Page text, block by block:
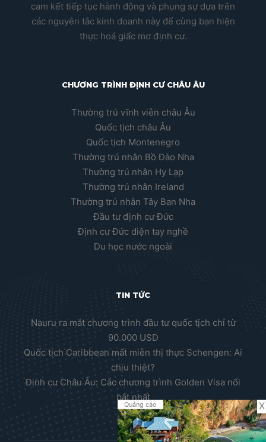
cam kết tiếp tục hành động và phụng sự dựa trên
các nguyên tắc kinh doanh này để cùng bạn hiện
thực hoá giấc mơ định cư.
CHƯƠNG TRÌNH ĐỊNH CƯ CHÂU ÂU
Thường trú vĩnh viễn châu Âu
Quốc tịch châu Âu
Quốc tịch Montenegro
Thường trú nhân Bồ Đào Nha
Thường trú nhân Hy Lạp
Thường trú nhân Ireland
Thường trú nhân Tây Ban Nha
Đầu tư định cư Đức
Định cư Đức diện tay nghề
Du học nước ngoài
TIN TỨC
Nauru ra mắt chương trình đầu tư quốc tịch chỉ từ
90.000 USD
Quốc tịch Caribbean mất miễn thị thực Schengen: Ai
chịu thiệt?
Định cư Châu Âu: Các chương trình Golden Visa nổi
bật nhất
Quảng cáo X